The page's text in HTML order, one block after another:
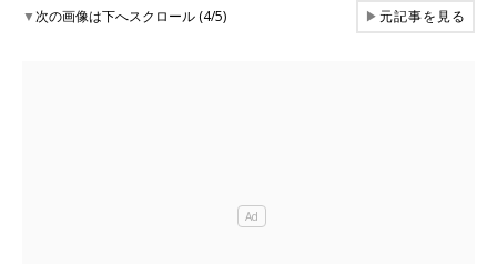
▼次の画像は下へスクロール (4/5) ▶元記事を見る